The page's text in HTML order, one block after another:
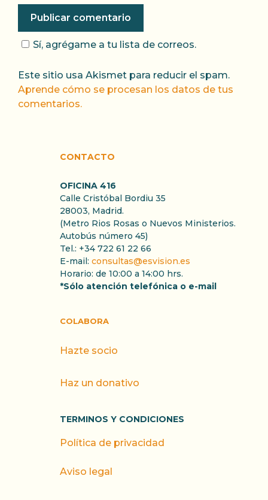
Sí, agrégame a tu lista de correos.
Este sitio usa Akismet para reducir el spam.
Aprende cómo se procesan los datos de tus
comentarios.
CONTACTO
OFICINA 416
Calle Cristóbal Bordiu 35
28003, Madrid.
(Metro Rios Rosas o Nuevos Ministerios.
Autobús número 45)
Tel.: +34 722 61 22 66
E-mail: consultas@esvision.es
Horario: de 10:00 a 14:00 hrs.
*Sólo atención telefónica o e-mail
COLABORA
Hazte socio
Haz un donativo
TERMINOS Y CONDICIONES
Política de privacidad
Aviso legal